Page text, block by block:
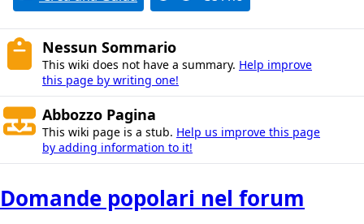
Nessun Sommario
This wiki does not have a summary. Help improve
this page by writing one!
Abbozzo Pagina
This wiki page is a stub. Help us improve this page
by adding information to it!
Domande popolari nel forum